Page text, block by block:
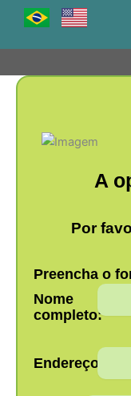
o
A
Por
Preencha o
Nome
completo:
Endereço: